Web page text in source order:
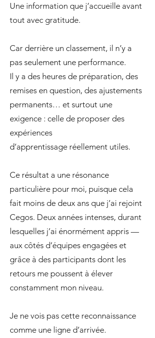
Une information que j’accueille avant
tout avec gratitude.
Car derrière un classement, il n’y a
pas seulement une performance.
Il y a des heures de préparation, des
remises en question, des ajustements
permanents… et surtout une
exigence : celle de proposer des
expériences
d’apprentissage réellement utiles.
Ce résultat a une résonance
particulière pour moi, puisque cela
fait moins de deux ans que j’ai rejoint
Cegos. Deux années intenses, durant
lesquelles j’ai énormément appris —
aux côtés d’équipes engagées et
grâce à des participants dont les
retours me poussent à élever
constamment mon niveau.
Je ne vois pas cette reconnaissance
comme une ligne d’arrivée.